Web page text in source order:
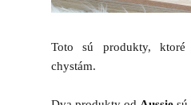
Toto sú produkty,
chystám.